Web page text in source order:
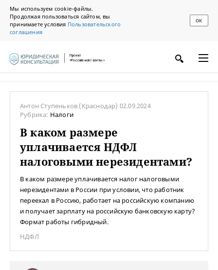
Мы используем cookie-файлы.
Продолжая пользоваться сайтом, вы
принимаете условия Пользовательского
соглашения
ОК
Проект
«Российской газеты»
Антон Ступеньков (Краснодар) 02.09.2024
Рубрика: Налоги
В каком размере
уплачивается НДФЛ
налоговыми нерезидентами?
В каком размере уплачивается налог налоговыми
нерезидентами в России при условии, что работник
переехал в Россию, работает на российскую компанию
и получает зарплату на российскую банковскую карту?
Формат работы гибридный.
НДФЛ